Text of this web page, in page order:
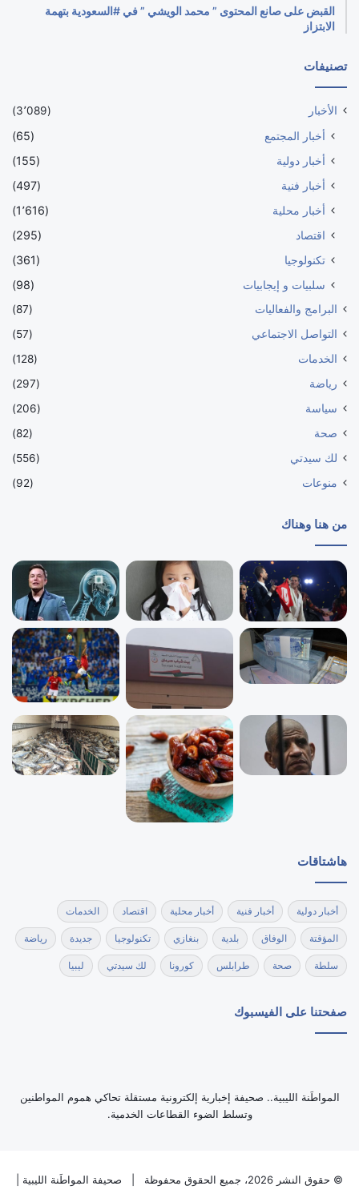
القبض على صانع المحتوى ” محمد الويشي ” في #السعودية بتهمة
الابتزاز
تصنيفات
الأخبار (3٬089)
أخبار المجتمع
(65)
أخبار دولية
(155)
أخبار فنية
(497)
أخبار محلية
(1٬616)
اقتصاد
(295)
تكنولوجيا
(361)
سلبيات و إيجابيات
(98)
البرامج والفعاليات
(87)
التواصل الاجتماعي
(57)
الخدمات
(128)
رياضة
(297)
سياسة
(206)
صحة
(82)
لك سيدتي
(556)
منوعات
(92)
من هنا وهناك
هاشتاقات
أخبار دولية أخبار فنية أخبار محلية اقتصاد الخدمات
المؤقتة الوفاق بلدية بنغازي تكنولوجيا جديدة رياضة
سلطة صحة طرابلس كورونا لك سيدتي ليبيا
صفحتنا على الفيسبوك
‏المواطَنة الليبية.. صحيفة إخبارية إلكترونية مستقلة تحاكي هموم المواطنين
وتسلط الضوء القطاعات الخدمية.
© حقوق النشر 2026، جميع الحقوق محفوظة | صحيفة المواطَنة الليبية